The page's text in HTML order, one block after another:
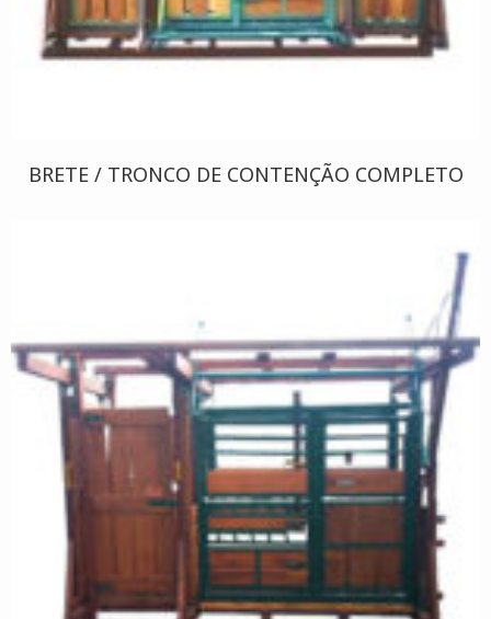
BRETE / TRONCO DE CONTENÇÃO COMPLETO